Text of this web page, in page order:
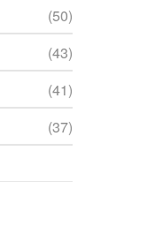
(50)
(43)
(41)
(37)